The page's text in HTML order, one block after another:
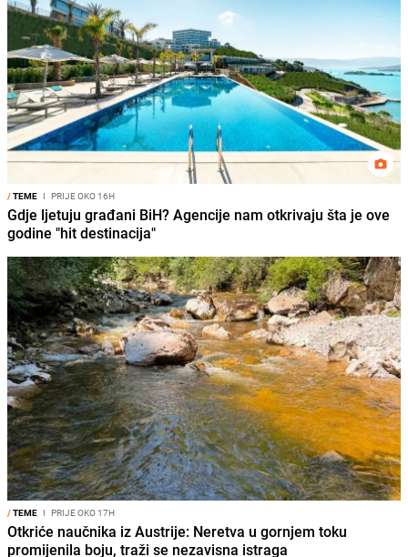
/TEME I PRIJE OKO 16H
Gdje ljetuju građani BiH? Agencije nam otkrivaju šta je ove
godine "hit destinacija"
/TEME I PRIJE OKO 17H
Otkriće naučnika iz Austrije: Neretva u gornjem toku
promijenila boju, traži se nezavisna istraga